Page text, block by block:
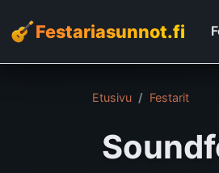
Festariasunnot.fi
Etusivu Festarit